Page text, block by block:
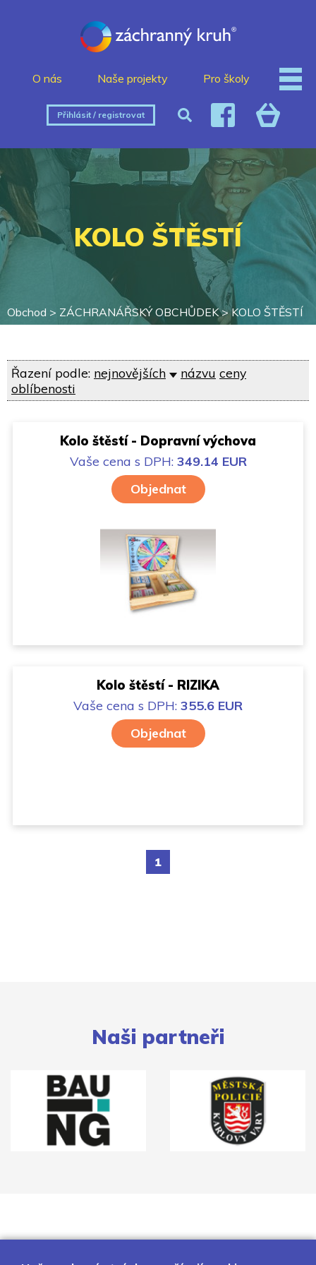
O nás Naše projekty Pro školy
Přihlásit / registrovat
KOLO ŠTĚSTÍ
Obchod > ZÁCHRANÁŘSKÝ OBCHŮDEK>KOLO ŠTĚSTÍ
Řazení podle: nejnovějších názvu ceny
oblíbenosti
Kolo štěstí - Dopravní výchova
Vaše cena s DPH: 349.14 EUR
Objednat
Kolo štěstí - RIZIKA
Vaše cena s DPH: 355.6 EUR
Objednat
1
Naši partneři